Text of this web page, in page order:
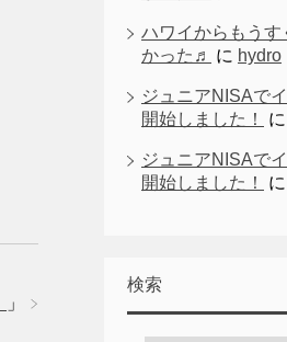
」
ハワイからもうす
かった♬
に hydro
ジュニアNISAで
開始しました！
に
ジュニアNISAで
開始しました！
に
検索